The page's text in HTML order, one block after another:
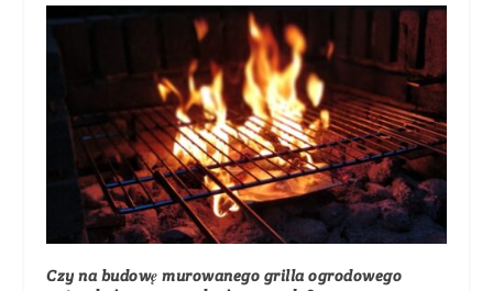
Czy na budowę murowanego grilla ogrodowego